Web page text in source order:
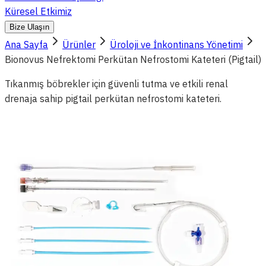
Küresel Etkimiz
Bize Ulaşın
Ana Sayfa Ürünler
Üroloji ve İnkontinans Yönetimi
Bionovus Nefrektomi Perkütan Nefrostomi Kateteri (Pigtail)
Tıkanmış böbrekler için güvenli tutma ve etkili renal
drenaja sahip pigtail perkütan nefrostomi kateteri.